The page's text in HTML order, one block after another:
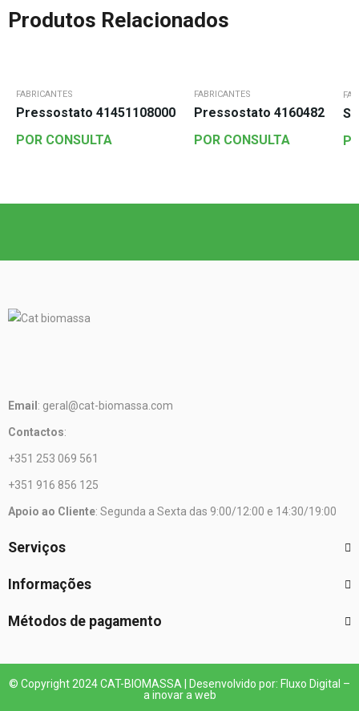
Produtos Relacionados
FABRICANTES
Pressostato 41451108000
POR CONSULTA
FABRICANTES
Pressostato 4160482
POR CONSULTA
Email : geral@cat-biomassa.com
Contactos:
+351 253 069 561
+351 916 856 125
Apoio ao Cliente: Segunda a Sexta das 9:00/12:00 e 14:30/19:00
Serviços
Informações
Métodos de pagamento
© Copyright 2024 CAT-BIOMASSA | Desenvolvido por: Fluxo Digital –
a inovar a web